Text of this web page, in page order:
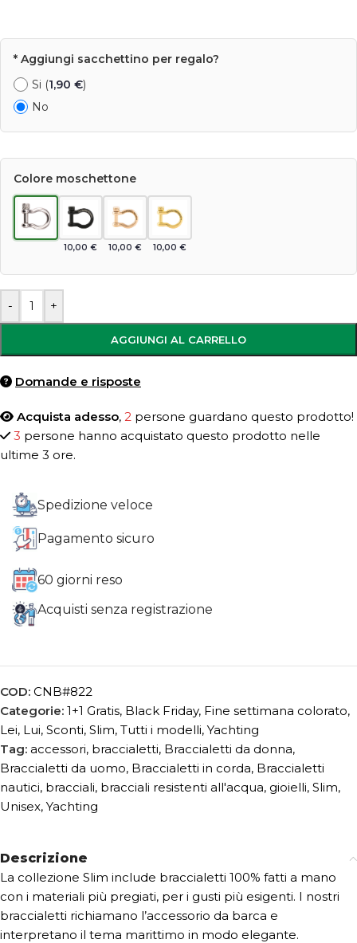
* Aggiungi sacchettino per regalo?
Si (1,90 €)
No
Colore moschettone
10,00 € 10,00 € 10,00 €
- +
AGGIUNGI AL CARRELLO
Domande e risposte
Acquista adesso, 2 persone guardano questo prodotto!
3 persone hanno acquistato questo prodotto nelle
ultime 3 ore.
Spedizione veloce
Pagamento sicuro
60 giorni reso
Acquisti senza registrazione
COD: CNB#822
Categorie: 1+1 Gratis, Black Friday, Fine settimana colorato,
Lei, Lui, Sconti, Slim, Tutti i modelli, Yachting
Tag: accessori, braccialetti, Braccialetti da donna,
Braccialetti da uomo, Braccialetti in corda, Braccialetti
nautici, bracciali, bracciali resistenti all'acqua, gioielli, Slim,
Unisex, Yachting
Descrizione
La collezione Slim include braccialetti 100% fatti a mano
con i materiali più pregiati, per i gusti più esigenti. I nostri
braccialetti richiamano l’accessorio da barca e
interpretano il tema marittimo in modo elegante.